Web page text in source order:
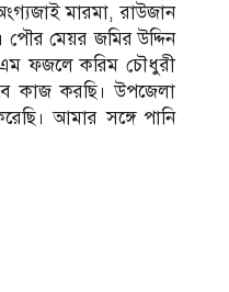
মারমা, রাউজান
পৌর মেয়র জমির উদ্দিন
ফজলে করিম চৌধুরী
কাজ করছি। উপজেলা
আমার সঙ্গে পানি